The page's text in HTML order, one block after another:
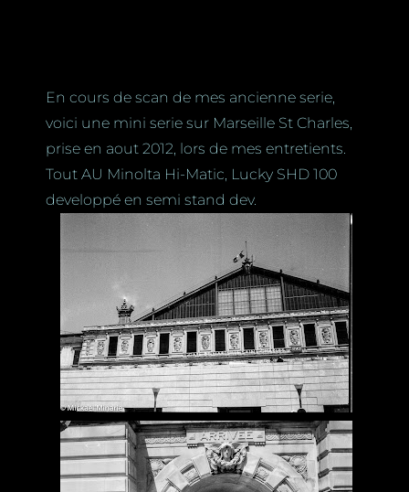
En cours de scan de mes ancienne serie,
voici une mini serie sur Marseille St Charles,
prise en aout 2012, lors de mes entretients.
Tout AU Minolta Hi-Matic, Lucky SHD 100
developpé en semi stand dev.